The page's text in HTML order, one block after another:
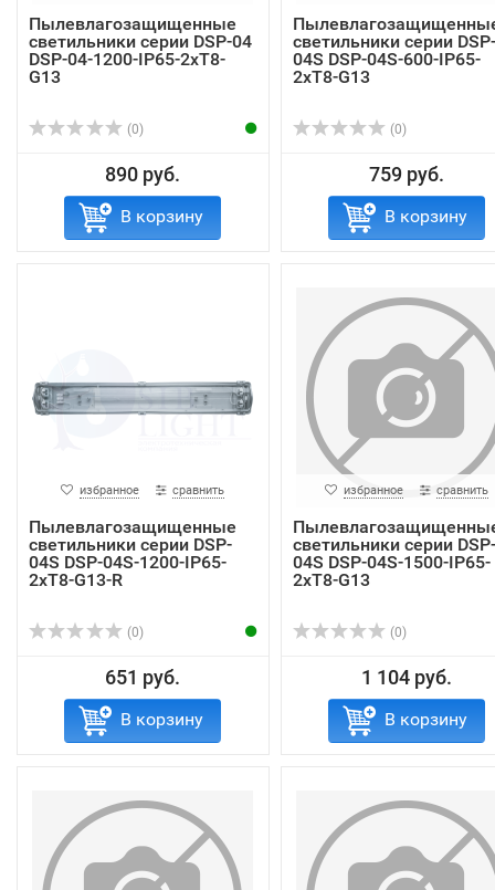
Пылевлагозащищенные
светильники серии DSP-04
DSP-04-1200-IP65-2хT8-
G13
(0)
890 руб.
В корзину
светильники серии DSP-
04S DSP-04S-600-IP65-
2хT8-G13
(0)
759 руб.
В корзину
избранное сравнить
Пылевлагозащищенные
светильники серии DSP-
04S DSP-04S-1200-IP65-
2xT8-G13-R
(0)
651 руб.
В корзину
избранное сравнить
светильники серии DSP-
04S DSP-04S-1500-IP65-
2хT8-G13
(0)
1 104 руб.
В корзину